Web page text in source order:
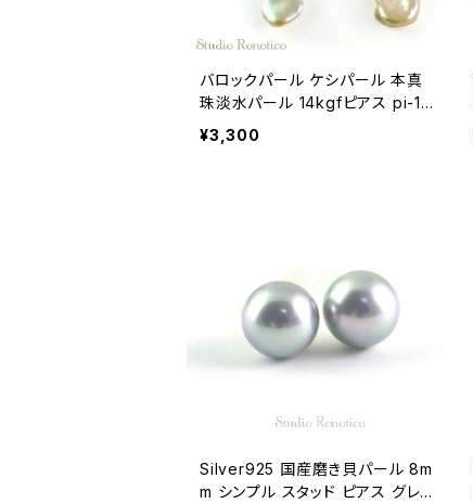
バロックパール ケシパール 本真
珠淡水パール 14kgfピアス pi-18
5
¥3,300
Silver925 国産磨き貝パール 8m
m シンプル スタッド ピアス グレ